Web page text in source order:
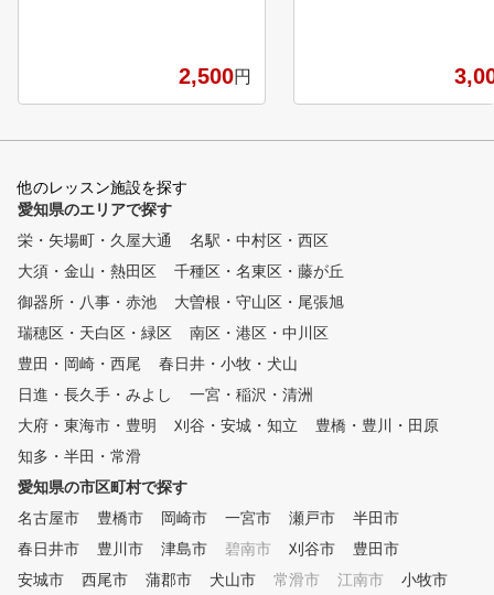
担当 経験豊富な3名のコーチに
相談もください！女性コーチも
レーションゴルフによる測定と
分析 毎回スイング動画を撮影
し、ショットの軌道やフォーム
を可視化。効果的かつ効率的な
練習が可能です！ ④ジュニア
ゴルフスクールあり 少人数性
フスクールも開催！ ～お客様
ひとり一人のお悩みにプロが対
応いたします～ ・来月のコン
ペまでになんとかしたい ・徹
底的にスコアアップを目指した
い ・アプローチのコツだけち
標を一緒に達成していきましょ
う！ 高精度データ分析＆測定
でスイングやショットを可視化
しながら､実績のあるプロが懇
切丁寧にサポートいたします。
2,500円
おります。 お客様の目標
悩みに合わせてクラブの
そ、ゴルフスクールで正
ォームやマナーを学び、
！ もちろん経験者の方も、100
切りや苦手な部分のサポ
いさせていただきます！ イン
ドアゴルフで天候を気に
練習できるから、コース
ー対策も万全です。 周り
にせず自分のゴルフに集
る環境で上達できます。 パー
他のレッスン施設を探す
愛知県のエリアで探す
栄・矢場町・久屋大通
名駅・中村区・西区
大須・金山・熱田区
千種区・名東区・藤が丘
御器所・八事・赤池
大曽根・守山区・尾張旭
瑞穂区・天白区・緑区
南区・港区・中川区
豊田・岡崎・西尾
春日井・小牧・犬山
日進・長久手・みよし
一宮・稲沢・清洲
大府・東海市・豊明
刈谷・安城・知立
豊橋・豊川・田原
知多・半田・常滑
愛知県の市区町村で探す
名古屋市
豊橋市 岡崎市 一宮市 瀬戸市
半田市
春日井市
豊川市 津島市 碧南市 刈谷市
豊田市
安城市
西尾市 蒲郡市 犬山市 常滑市 江南市
小牧市